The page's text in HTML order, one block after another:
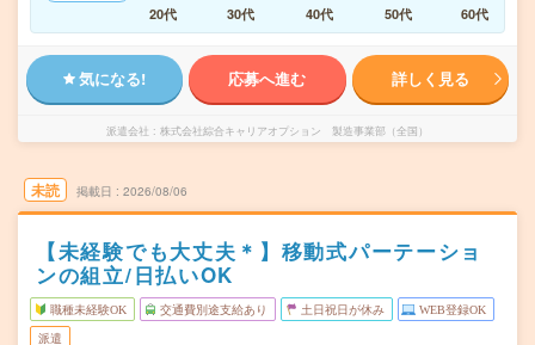
20代
30代 40代 50代 60代
気になる! 応募へ進む 詳しく見る
派遣会社 株式会社綜合キャリアオプション 製造事業部（全国）
未読 掲載日 2026/08/06
【未経験でも大丈夫＊】移動式パーテーショ
ンの組立/日払いOK
職種未経験OK 交通費別途支給あり 土日祝日が休み WEB登録OK
派遣